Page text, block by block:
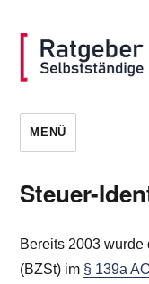
MENÜ
Steuer-
Bereits 2003 wurde
(BZSt) im § 139a